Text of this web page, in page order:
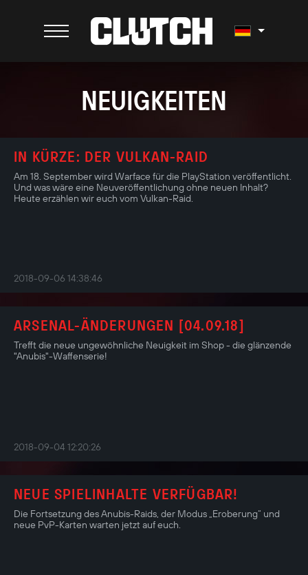
NEUIGKEITEN
IN KÜRZE: DER VULKAN-RAID
Am 18. September wird Warface für die PlayStation veröffentlicht.
Und was wäre eine Neuveröffentlichung ohne neuen Inhalt?
Heute erzählen wir euch vom Vulkan-Raid.
2018-09-06 14:38:46
ARSENAL-ÄNDERUNGEN [04.09.18]
Trefft die neue ungewöhnliche Neuigkeit im Shop - die glänzende
"Anubis"-Waffenserie!
2018-09-04 12:20:26
NEUE SPIELINHALTE VERFÜGBAR!
Die Fortsetzung des Anubis-Raids, der Modus „Eroberung“ und
neue PvP-Karten warten jetzt auf euch.